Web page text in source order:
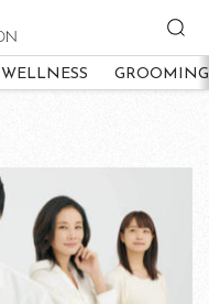
WELLNESS GROOMING